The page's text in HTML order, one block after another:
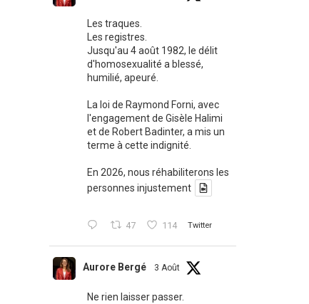
Les traques.
Les registres.
Jusqu'au 4 août 1982, le délit
d'homosexualité a blessé,
humilié, apeuré.
La loi de Raymond Forni, avec
l'engagement de Gisèle Halimi
et de Robert Badinter, a mis un
terme à cette indignité.
En 2026, nous réhabiliterons les
personnes injustement
47 114 Twitter
Aurore Bergé 3 Août
Ne rien laisser passer.